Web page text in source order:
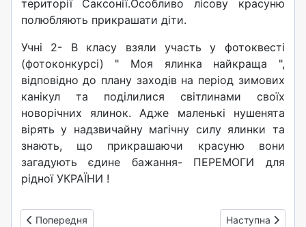
території Саксонії.Особливо лісову красуню
полюбляють прикрашати діти.
Учні 2- В класу взяли участь у фотоквесті
(фотоконкурсі) " Моя ялинка найкраща ",
відповідно до плану заходів на період зимових
канікул та поділилися світлинами своїх
новорічних ялинок. Адже маленькі нушенята
вірять у надзвичайну магічну силу ялинки та
знають, що прикрашаючи красуню вони
загадують єдине бажання- ПЕРЕМОГИ для
рідної УКРАЇНИ !
Попередня стаття: Наш ліцей завжди попереду: засідання
Попередня Наступна
Наступна